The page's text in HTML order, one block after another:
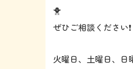
🐥
ぜひご相談ください❗️
火曜日、土曜日、日